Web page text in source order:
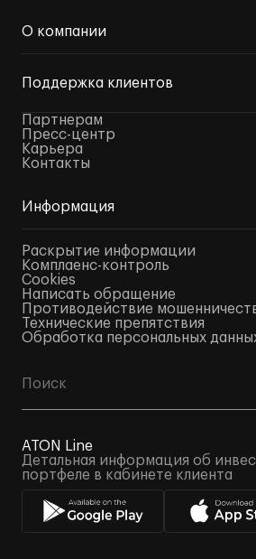
О компании
Поддержка клиентов
Партнерам
Пресс-центр
Карьера
Контакты
Информация
Раскрытие информации
Комплаенс-контроль
Cookies
Написать обращение
Противодействие
Технические препятствия
Обработка персональных
ATON Line
Детальная информация об
портфеле в кабинете клиента